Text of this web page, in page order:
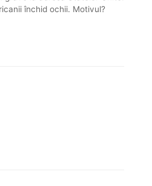
închid ochii. Motivul?